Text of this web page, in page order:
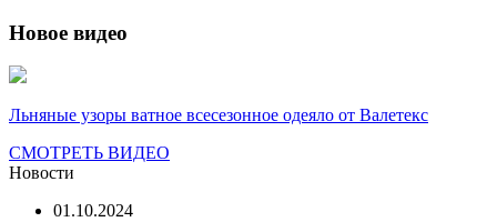
Новое видео
Льняные узоры ватное всесезонное одеяло от Валетекс
СМОТРЕТЬ ВИДЕО
Новости
01.10.2024